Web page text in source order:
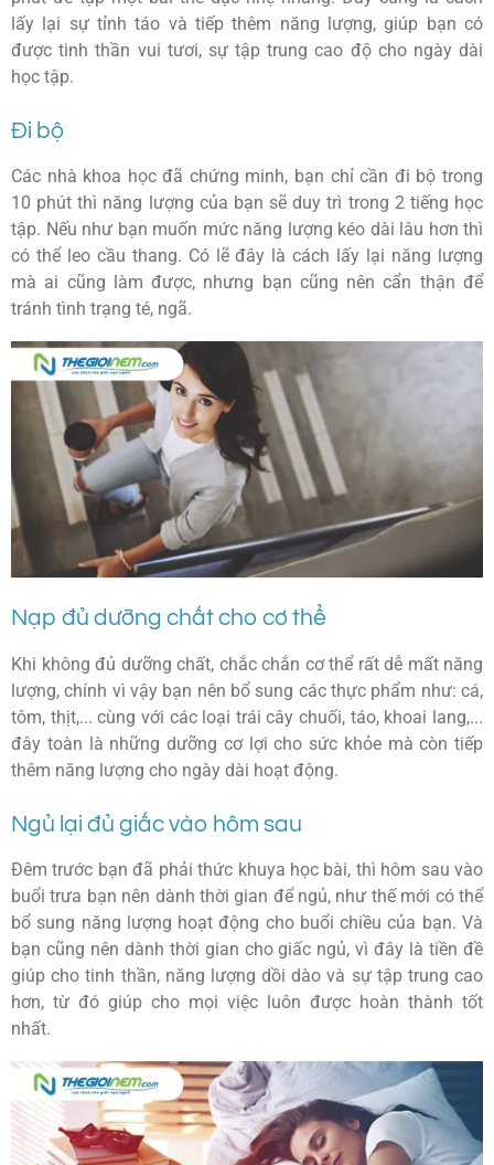
lấy lại sự tỉnh táo và tiếp thêm năng lượng, giúp bạn có
được tinh thần vui tươi, sự tập trung cao độ cho ngày dài
học tập.
Đi bộ
Các nhà khoa học đã chứng minh, bạn chỉ cần đi bộ trong
10 phút thì năng lượng của bạn sẽ duy trì trong 2 tiếng học
tập. Nếu như bạn muốn mức năng lượng kéo dài lâu hơn thì
có thể leo cầu thang. Có lẽ đây là cách lấy lại năng lượng
mà ai cũng làm được, nhưng bạn cũng nên cẩn thận để
tránh tình trạng té, ngã.
Nạp đủ dưỡng chất cho cơ thể
Khi không đủ dưỡng chất, chắc chắn cơ thể rất dễ mất năng
lượng, chính vì vậy bạn nên bổ sung các thực phẩm như: cá,
tôm, thịt,... cùng với các loại trái cây chuối, táo, khoai lang,...
đây toàn là những dưỡng cơ lợi cho sức khỏe mà còn tiếp
thêm năng lượng cho ngày dài hoạt động.
Ngủ lại đủ giấc vào hôm sau
Đêm trước bạn đã phải thức khuya học bài, thì hôm sau vào
buổi trưa bạn nên dành thời gian để ngủ, như thế mới có thể
bổ sung năng lượng hoạt động cho buổi chiều của bạn. Và
bạn cũng nên dành thời gian cho giấc ngủ, vì đây là tiền đề
giúp cho tinh thần, năng lượng dồi dào và sự tập trung cao
hơn, từ đó giúp cho mọi việc luôn được hoàn thành tốt
nhất.